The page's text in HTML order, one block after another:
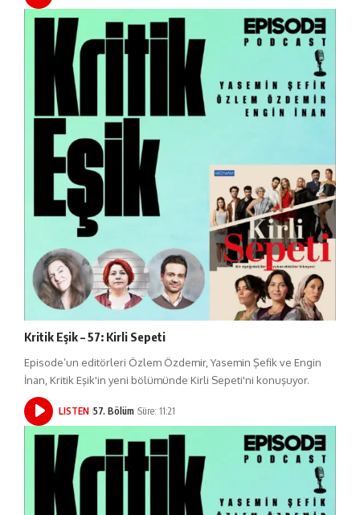
Kritik Eşik – 57: Kirli Sepeti
Episode’un editörleri Özlem Özdemir, Yasemin Şefik ve Engin
İnan, Kritik Eşik'in yeni bölümünde Kirli Sepeti'ni konuşuyor.
LISTEN 57. Bölüm Süre: 11:21